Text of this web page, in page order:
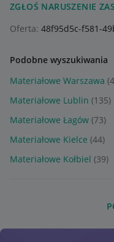
ZGŁOŚ NARUSZENIE
Oferta: 48f95d5c-f581-
Podobne wyszukiwania
Materiałowe Warszawa
Materiałowe Lublin (135)
Materiałowe Łagów (73)
Materiałowe Kielce (44)
Materiałowe Kołbiel (39)